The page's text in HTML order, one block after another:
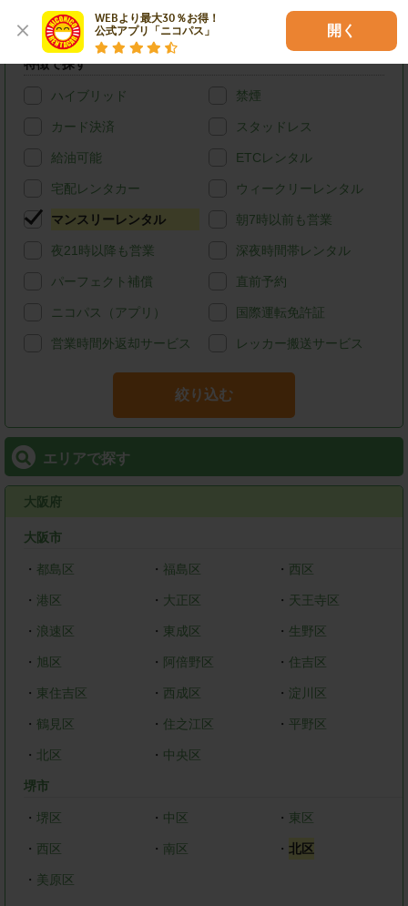
WEBより最大30％お得！
公式アプリ「ニコパス」
開く
店舗オリジナル
特徴で探す
ハイブリッド 禁煙
カード決済 スタッドレス
給油可能 ETCレンタル
宅配レンタカー ウィークリーレンタル
マンスリーレンタル 朝7時以前も営業
夜21時以降も営業 深夜時間帯レンタル
パーフェクト補償 直前予約
ニコパス（アプリ） 国際運転免許証
営業時間外返却サービス レッカー搬送サービス
絞り込む
エリアで探す
大阪府
大阪市
・ 都島区 ・ 福島区 ・ 西区
・ 港区 ・ 大正区 ・ 天王寺区
・ 浪速区 ・ 東成区 ・ 生野区
・ 旭区 ・ 阿倍野区 ・ 住吉区
・ 東住吉区 ・ 西成区 ・ 淀川区
・ 鶴見区 ・ 住之江区 ・平野区
・ 北区 ・ 中央区
堺市
・ 堺区 ・ 中区 ・ 東区
・ 西区 ・ 南区 ・北区
・ 美原区